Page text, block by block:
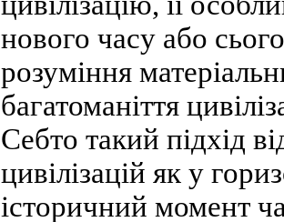
нового часу або
розуміння
багатоманіття
Себто такий підхід
цивілізацій як у
історичний момент